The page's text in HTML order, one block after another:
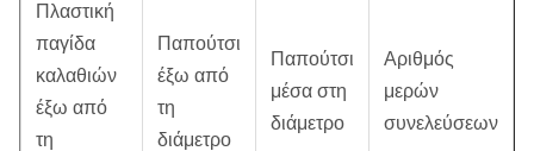
Πλαστική
παγίδα
καλαθιών
έξω από
τη
Παπούτσι
έξω από
τη
διάμετρο
Παπούτσι
μέσα στη
διάμετρο
Αριθμός
μερών
συνελεύσεων